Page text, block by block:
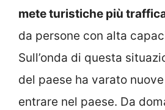
mete turistiche più
da persone con alta
Sull’onda di questa
del paese ha varato
entrare nel paese. Da